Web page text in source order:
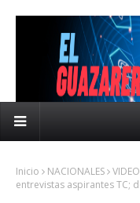
Inicio NACIONALES
entrevistas aspirantes TC;